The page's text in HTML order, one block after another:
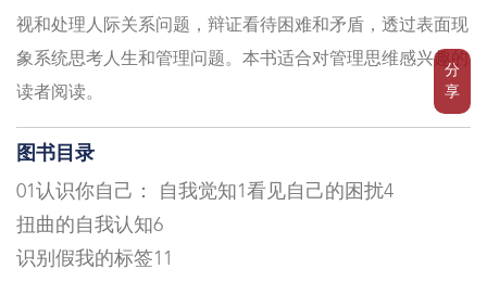
分
享
视和处理人际关系问题，辩证看待困难和矛盾，透过表面现
象系统思考人生和管理问题。本书适合对管理思维感兴趣的
读者阅读。
图书目录
01认识你自己： 自我觉知1看见自己的困扰4
扭曲的自我认知6
识别假我的标签11